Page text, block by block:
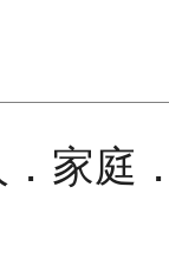
家庭